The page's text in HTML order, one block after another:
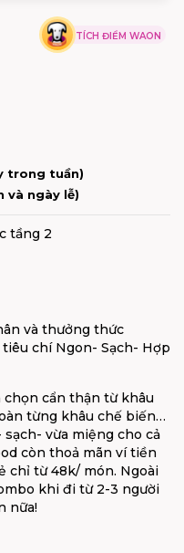
TÍCH ĐIỂM WAON
trong tuần)
và ngày lễ)
tầng 2
và thưởng thức
chí Ngon- Sạch- Hợp
chọn cẩn thận từ khâu
từng khâu chế biến…
vừa miệng cho cả
còn thoả mãn ví tiền
chỉ từ 48k/ món. Ngoài
khi đi từ 2-3 người
nữa!